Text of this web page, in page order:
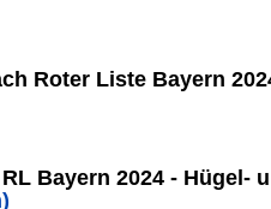
Roter Liste Bayern
Bayern 2024 - Hügel-